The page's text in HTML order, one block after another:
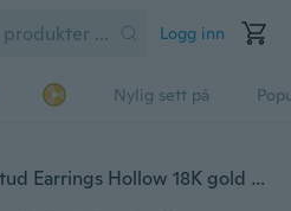
Logg inn
Nylig sett på
New Crystal Rhinestone Stud Earrings Hollow 18K gold plated Hoop Earrings